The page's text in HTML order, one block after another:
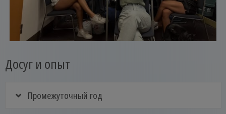
Досуг и опыт
Промежуточный год